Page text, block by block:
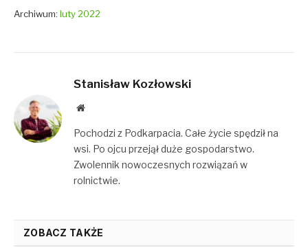
Archiwum: luty 2022
Stanisław Kozłowski
Website
Pochodzi z Podkarpacia. Całe życie spędził na
wsi. Po ojcu przejął duże gospodarstwo.
Zwolennik nowoczesnych rozwiązań w
rolnictwie.
ZOBACZ TAKŻE